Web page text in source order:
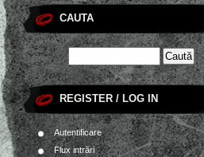
CAUTA
REGISTER / LOG IN
Autentificare
Flux intrări